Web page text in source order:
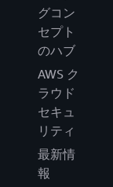
グコン
セプト
のハブ
AWS ク
ラウド
セキュ
リティ
最新情
報